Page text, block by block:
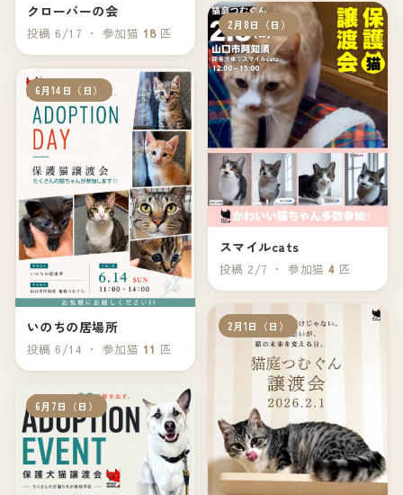
クローバーの会
投稿 6/17 ・ 参加猫 18匹
6月14日（日）
いのちの居場所
投稿 6/14 ・ 参加猫 11 匹
6月7日（日）
2月8日（日）
スマイルcats
投稿 2/7 ・ 参加猫4 匹
2月1日（日）